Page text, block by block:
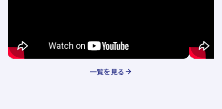
一覧を見る